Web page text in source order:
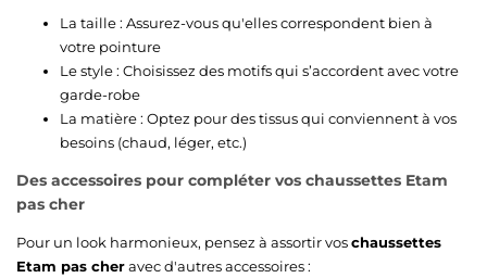
La taille : Assurez-vous qu'elles correspondent bien à
votre pointure
Le style : Choisissez des motifs qui s’accordent avec votre
garde-robe
La matière : Optez pour des tissus qui conviennent à vos
besoins (chaud, léger, etc.)
Des accessoires pour compléter vos chaussettes Etam
pas cher
Pour un look harmonieux, pensez à assortir voschaussettes
Etam pas cheravec d'autres accessoires :